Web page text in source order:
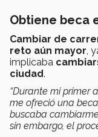
Obtiene beca
Cambiar de
reto aún mayor,
implicaba
ciudad.
“Durante mi primer
me ofreció una
buscaba
sin embargo, el